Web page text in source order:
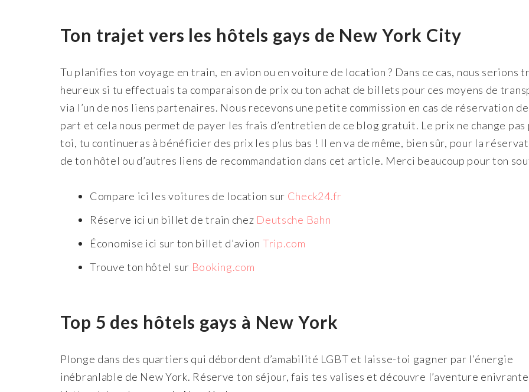
Ton trajet vers les hôtels gays de New York City
Tu planifies ton voyage en train, en avion ou en voiture de location ? Dans ce cas, nous serions
heureux si tu effectuais ta comparaison de prix ou ton achat de billets pour ces moyens de
via l’un de nos liens partenaires. Nous recevons une petite commission en cas de réservation
part et cela nous permet de payer les frais d’entretien de ce blog gratuit. Le prix ne change pas
toi, tu continueras à bénéficier des prix les plus bas ! Il en va de même, bien sûr, pour la
de ton hôtel ou d’autres liens de recommandation dans cet article. Merci beaucoup pour ton
Compare ici les voitures de location sur Check24.fr
Réserve ici un billet de train chez Deutsche Bahn
Économise ici sur ton billet d’avion Trip.com
Trouve ton hôtel sur Booking.com
Top 5 des hôtels gays à New York
Plonge dans des quartiers qui débordent d’amabilité LGBT et laisse-toi gagner par l’énergie
inébranlable de New York. Réserve ton séjour, fais tes valises et découvre l’aventure